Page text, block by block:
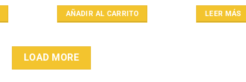
AÑADIR AL CARRITO LEER MÁS
LOAD MORE